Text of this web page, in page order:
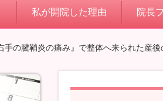
私が開院した理由 院長
手の腱鞘炎の痛み』で整体へ来られた産後